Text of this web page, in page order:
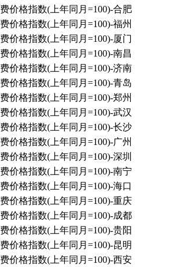
价格指数(上年同月=100)-合肥
价格指数(上年同月=100)-福州
价格指数(上年同月=100)-厦门
价格指数(上年同月=100)-南昌
价格指数(上年同月=100)-济南
价格指数(上年同月=100)-青岛
价格指数(上年同月=100)-郑州
价格指数(上年同月=100)-武汉
价格指数(上年同月=100)-长沙
价格指数(上年同月=100)-广州
价格指数(上年同月=100)-深圳
价格指数(上年同月=100)-南宁
价格指数(上年同月=100)-海口
价格指数(上年同月=100)-重庆
价格指数(上年同月=100)-成都
价格指数(上年同月=100)-贵阳
价格指数(上年同月=100)-昆明
价格指数(上年同月=100)-西安